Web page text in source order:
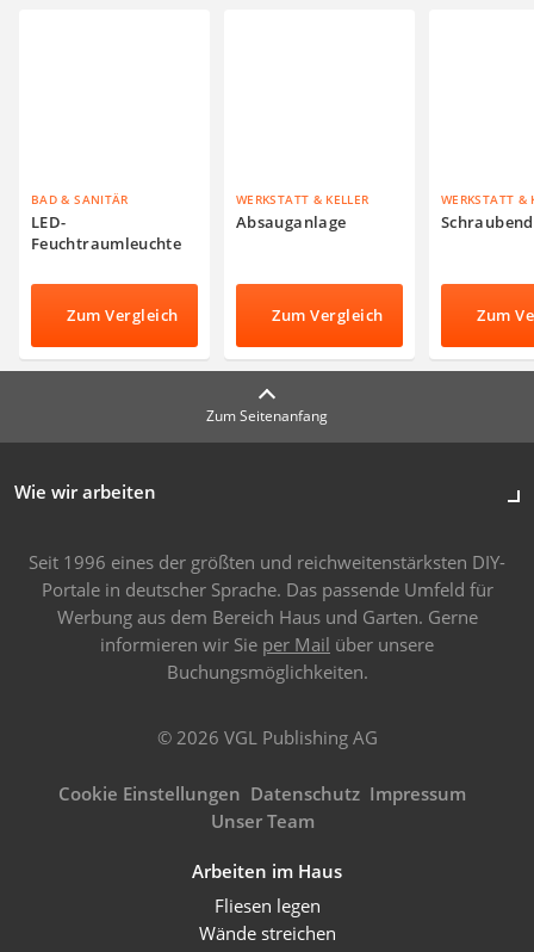
BAD & SANITÄR
LED-
Feuchtraumleuchte
Zum Vergleich
WERKSTATT & KELLER
Absauganlage
Zum Vergleich
WERKSTATT &
Zum
Zum Seitenanfang
Wie wir arbeiten
Seit 1996 eines der größten und reichweitenstärksten DIY-
Portale in deutscher Sprache. Das passende Umfeld für
Werbung aus dem Bereich Haus und Garten. Gerne
informieren wir Sie per Mail über unsere
Buchungsmöglichkeiten.
© 2026 VGL Publishing AG
Cookie Einstellungen Datenschutz Impressum
Unser Team
Arbeiten im Haus
Fliesen legen
Wände streichen